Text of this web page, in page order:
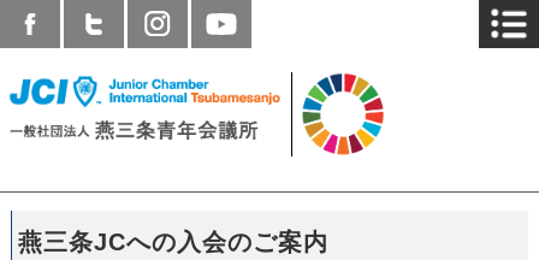
燕三条JCへの入会のご案内